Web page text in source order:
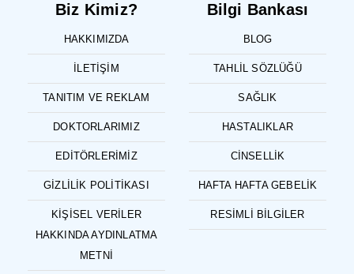
Biz Kimiz?
HAKKIMIZDA
İLETIŞIM
TANITIM VE REKLAM
DOKTORLARIMIZ
EDITÖRLERIMIZ
GIZLILIK POLITIKASI
KIŞISEL VERILER
HAKKINDA AYDINLATMA
METNI
Bilgi Bankası
BLOG
TAHLIL SÖZLÜĞÜ
SAĞLIK
HASTALIKLAR
CINSELLIK
HAFTA HAFTA GEBELIK
RESIMLI BILGILER